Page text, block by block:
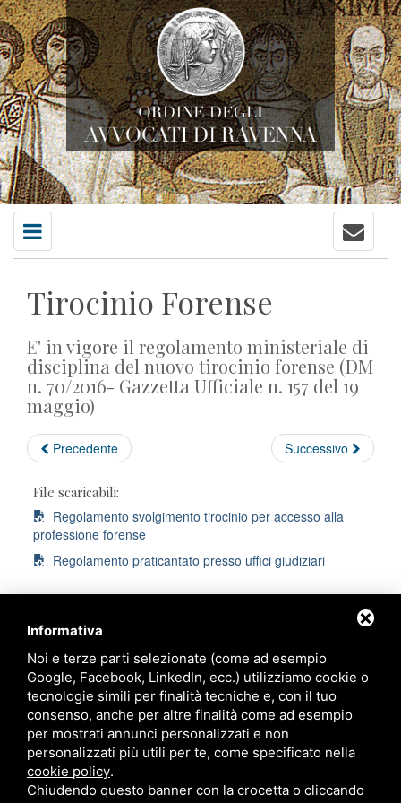
Menu
principale
Contatti
Tirocinio Forense
E' in vigore il regolamento ministeriale di
disciplina del nuovo tirocinio forense (DM
n. 70/2016- Gazzetta Ufficiale n. 157 del 19
maggio)
Precedente Successivo
File scaricabili:
Regolamento svolgimento tirocinio per accesso alla
professione forense
Regolamento praticantato presso uffici giudiziari
Ordine degli Avvocati di Ravenna
Palazzo di Giustizia
Viale Giovanni Falcone, 67
Ravenna - 48124
Informativa
Noi e terze parti selezionate (come ad esempio
Google, Facebook, LinkedIn, ecc.) utilizziamo cookie o
tecnologie simili per finalità tecniche e, con il tuo
consenso, anche per altre finalità come ad esempio
per mostrati annunci personalizzati e non
personalizzati più utili per te, come specificato nella
cookie policy.
Chiudendo questo banner con la crocetta o cliccando